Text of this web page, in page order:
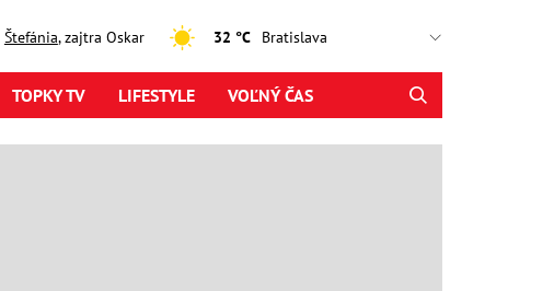
Štefánia, zajtra Oskar 32 °C
TOPKY TV LIFESTYLE VOĽNÝ ČAS